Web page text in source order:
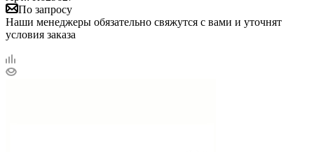
По запросу
Наши менеджеры обязательно свяжутся с вами и уточнят
условия заказа